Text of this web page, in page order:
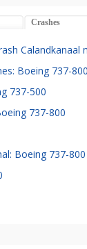
Crashes
Calandkanaal
Boeing 737-800
737-500
737-800
Boeing 737-800